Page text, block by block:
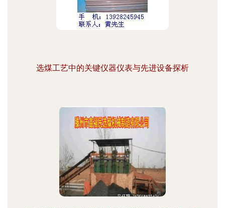
选煤工艺中的关键仪器仪表与先进设备探析